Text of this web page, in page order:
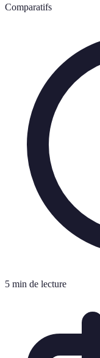
Comparatifs
5 min de lecture